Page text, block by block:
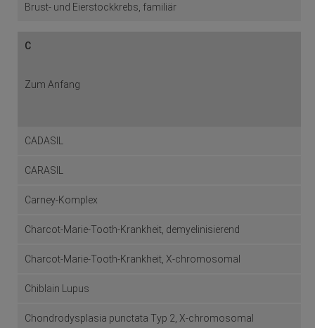
Brust- und Eierstockkrebs, familiär
C
Zum Anfang
CADASIL
CARASIL
Carney-Komplex
Charcot-Marie-Tooth-Krankheit, demyelinisierend
Charcot-Marie-Tooth-Krankheit, X-chromosomal
Chiblain Lupus
Chondrodysplasia punctata Typ 2, X-chromosomal